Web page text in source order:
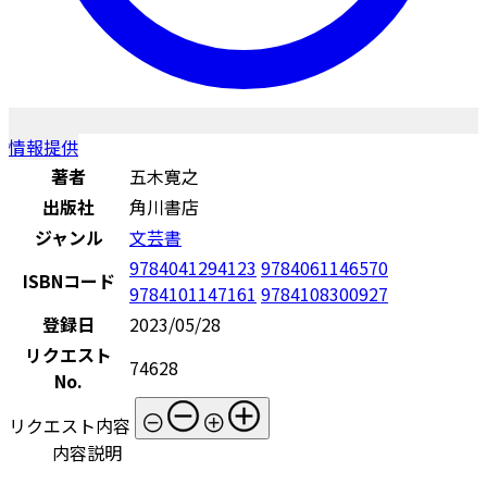
情報提供
著者
五木寛之
出版社
角川書店
ジャンル
文芸書
ISBNコード 9784041294123 9784061146570
9784101147161 9784108300927
登録日
2023/05/28
リクエスト
No.
74628
リクエスト内容
内容説明